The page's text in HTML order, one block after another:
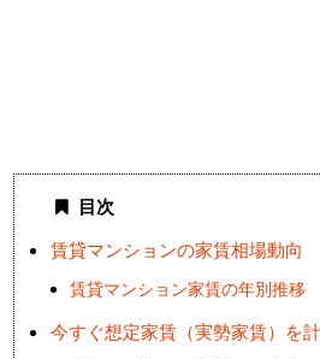
目次
賃貸マンションの家賃相場動向
賃貸マンション家賃の年別推移
今すぐ想定家賃（実勢家賃）を